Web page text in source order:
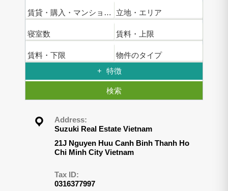
賃貸・購入・マンション名 立地・エリア
寝室数 賃料・上限
賃料・下限
物件のタイプ
特徴
検索
Address:
Suzuki Real Estate Vietnam
21J Nguyen Huu Canh Binh Thanh Ho
Chi Minh City Vietnam
Tax ID:
0316377997